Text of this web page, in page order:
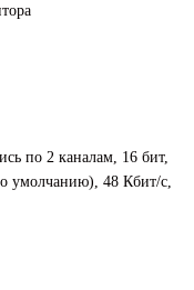
по 2 каналам, 16 бит,
умолчанию), 48 Кбит/с,